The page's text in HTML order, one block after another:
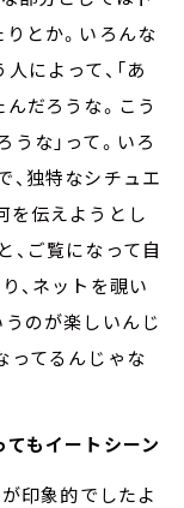
とか。いろんな
によって、「あ
だろうな。こう
な」って。いろ
、独特なシチュエ
を伝えようとし
ご覧になって自
、ネットを覗い
のが楽しいんじ
ってるんじゃな
もイートシーン
が印象的でしたよ